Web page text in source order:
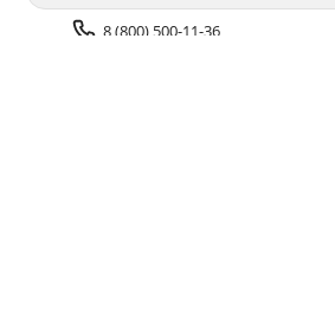
8 (800) 500-11-36